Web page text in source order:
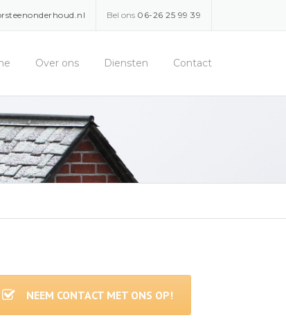
Bel ons 06-26 25 99 39
Over ons Diensten Contact
NEEM CONTACT MET ONS OP!